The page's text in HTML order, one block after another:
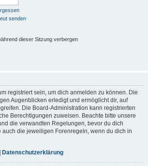
senden
dieser Sitzung verbergen
registriert sein, um dich anmelden zu können. Die
Augenblicken erledigt und ermöglicht dir, auf
Die Board-Administration kann registrierten
Berechtigungen zuweisen. Beachte bitte unsere
die verwandten Regelungen, bevor du dich
auch die jeweiligen Forenregeln, wenn du dich in
| Datenschutzerklärung